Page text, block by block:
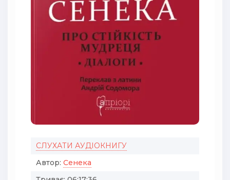
СЛУХАТИ АУДІОКНИГУ
Автор: Сенека